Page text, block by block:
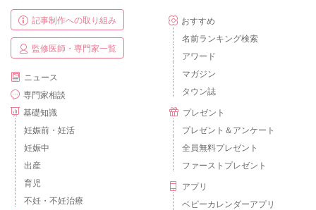
記事制作への取り組み
監修医師・専門家一覧
ニュース
専門家相談
基礎知識
妊娠前・妊活
妊娠中
出産
育児
不妊・不妊治療
おすすめ
名前ランキング検索
アワード
マガジン
タウン誌
プレゼント
プレゼント＆アンケート
全員無料プレゼント
ファーストプレゼント
アプリ
ベビーカレンダーアプリ